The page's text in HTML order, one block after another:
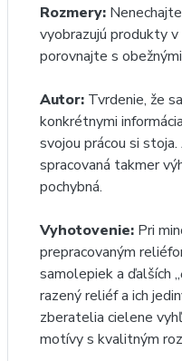
Rozmery:
vyobrazujú produkty
porovnajte s
Autor: Tvrdenie, že
konkrétnymi
svojou prácou si
spracovaná takmer
pochybná.
Vyhotovenie: Pri
prepracovaným
samolepiek a ďalších „
razený reliéf a ich
zberatelia cielene
motívy s kvalitným